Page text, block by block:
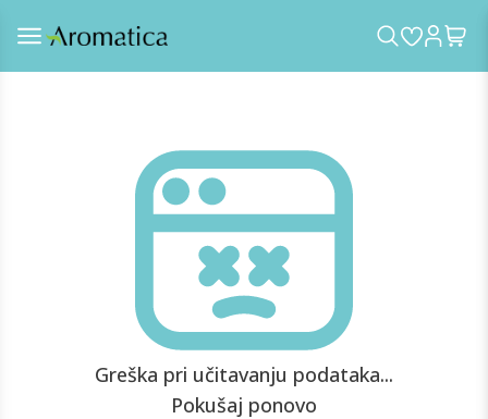
Greška pri učitavanju podataka...
Pokušaj ponovo